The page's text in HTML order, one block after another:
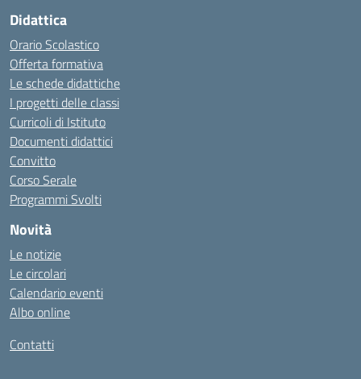
Didattica
Orario Scolastico
Offerta formativa
Le schede didattiche
I progetti delle classi
Curricoli di Istituto
Documenti didattici
Convitto
Corso Serale
Programmi Svolti
Novità
Le notizie
Le circolari
Calendario eventi
Albo online
Contatti